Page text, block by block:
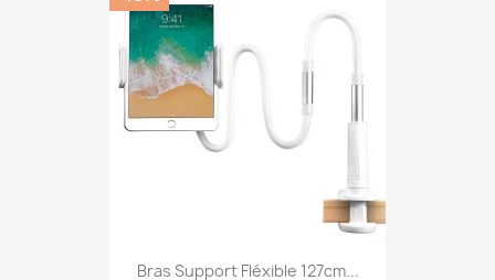
Bras Support Fléxible 127cm...